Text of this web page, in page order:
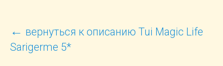
← вернуться к описанию Tui Magic Life
Sarigerme 5*